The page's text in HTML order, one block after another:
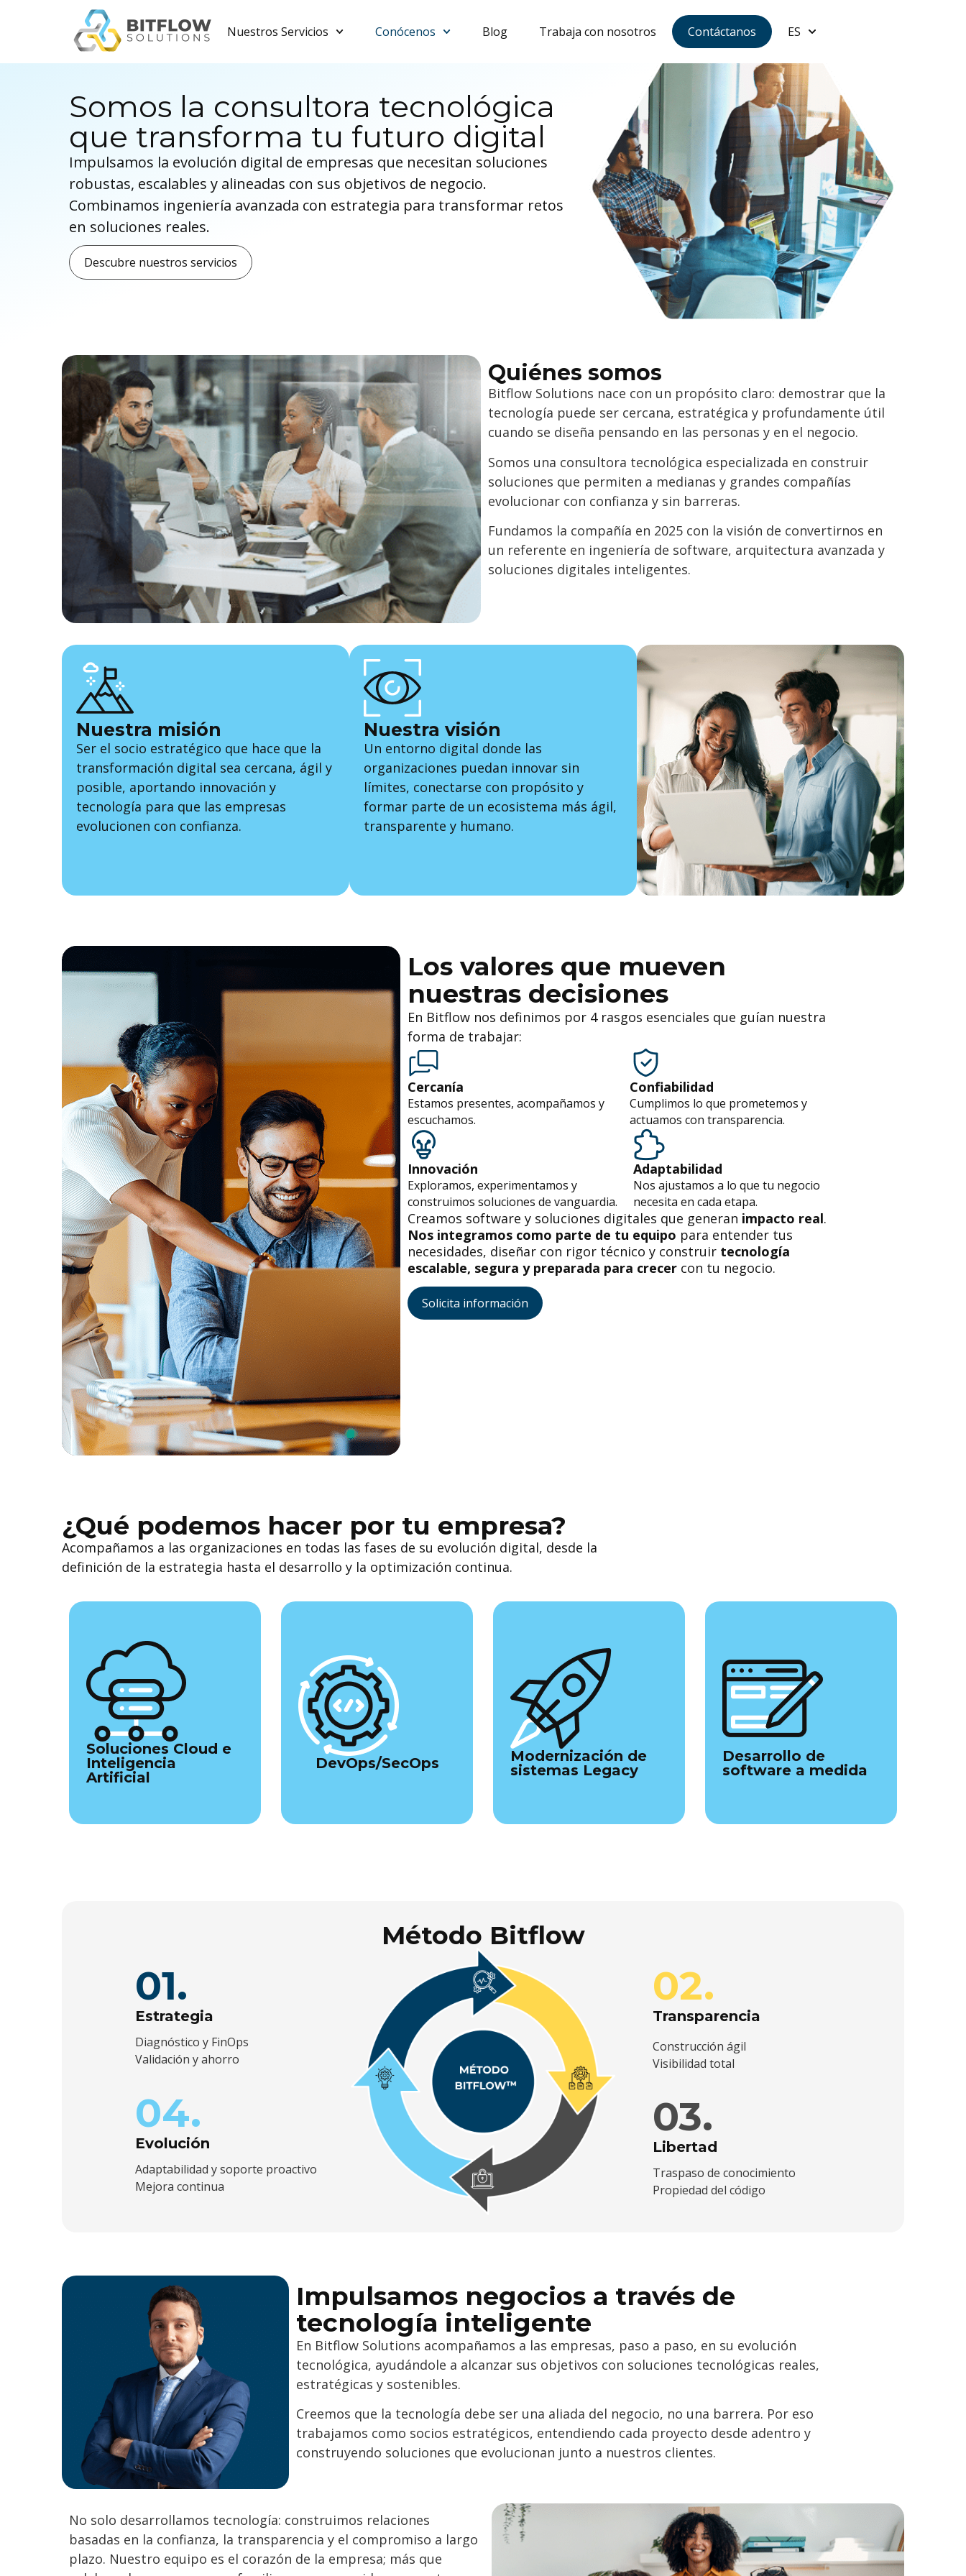
Nuestros Servicios Conócenos Blog Trabaja con nosotros Contáctanos ES
Somos la consultora tecnológica
que transforma tu futuro digital
Impulsamos la evolución digital de empresas que necesitan soluciones
robustas, escalables y alineadas con sus objetivos de negocio.
Combinamos ingeniería avanzada con estrategia para transformar retos
en soluciones reales.
Descubre nuestros servicios
Quiénes somos
Bitflow Solutions nace con un propósito claro: demostrar que la
tecnología puede ser cercana, estratégica y profundamente útil
cuando se diseña pensando en las personas y en el negocio.
Somos una consultora tecnológica especializada en construir
soluciones que permiten a medianas y grandes compañías
evolucionar con confianza y sin barreras.
Fundamos la compañía en 2025 con la visión de convertirnos en
un referente en ingeniería de software, arquitectura avanzada y
soluciones digitales inteligentes.
Nuestra misión
Ser el socio estratégico que hace que la
transformación digital sea cercana, ágil y
posible, aportando innovación y
tecnología para que las empresas
evolucionen con confianza.
Nuestra visión
Un entorno digital donde las
organizaciones puedan innovar sin
límites, conectarse con propósito y
formar parte de un ecosistema más ágil,
transparente y humano.
Los valores que mueven
nuestras decisiones
En Bitflow nos definimos por 4 rasgos esenciales que guían nuestra
forma de trabajar:
Cercanía
Estamos presentes, acompañamos y
escuchamos.
Confiabilidad
Cumplimos lo que prometemos y
actuamos con transparencia.
Innovación
Exploramos, experimentamos y
construimos soluciones de vanguardia.
Adaptabilidad
Nos ajustamos a lo que tu negocio
necesita en cada etapa.
Creamos software y soluciones digitales que generan impacto real.
Nos integramos como parte de tu equipo para entender tus
necesidades, diseñar con rigor técnico y construir tecnología
escalable, segura y preparada para crecer con tu negocio.
Solicita información
¿Qué podemos hacer por tu empresa?
Acompañamos a las organizaciones en todas las fases de su evolución digital, desde la
definición de la estrategia hasta el desarrollo y la optimización continua.
Soluciones Cloud e
Inteligencia
Artificial
DevOps/SecOps
Modernización de
sistemas Legacy
Desarrollo de
software a medida
01.
Estrategia
Diagnóstico y FinOps
Validación y ahorro
04.
Evolución
Adaptabilidad y soporte proactivo
Mejora continua
Método Bitflow
02.
Transparencia
Construcción ágil
Visibilidad total
03.
Libertad
Traspaso de conocimiento
Propiedad del código
Impulsamos negocios a través de
tecnología inteligente
En Bitflow Solutions acompañamos a las empresas, paso a paso, en su evolución
tecnológica, ayudándole a alcanzar sus objetivos con soluciones tecnológicas reales,
estratégicas y sostenibles.
Creemos que la tecnología debe ser una aliada del negocio, no una barrera. Por eso
trabajamos como socios estratégicos, entendiendo cada proyecto desde adentro y
construyendo soluciones que evolucionan junto a nuestros clientes.
No solo desarrollamos tecnología: construimos relaciones
basadas en la confianza, la transparencia y el compromiso a largo
plazo. Nuestro equipo es el corazón de la empresa; más que